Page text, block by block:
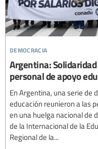
democracia
Argentina:
personal de apoyo
En Argentina, una serie de
educación reunieron a las
en una huelga nacional de
de la Internacional de la
Regional de la...